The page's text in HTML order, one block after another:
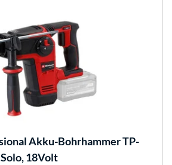
Akku-Bohrhammer TP-
18Volt